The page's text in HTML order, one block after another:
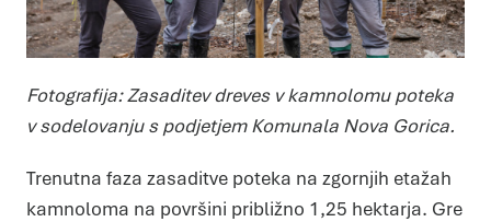
Fotografija: Zasaditev dreves v kamnolomu poteka
v sodelovanju s podjetjem Komunala Nova Gorica.
Trenutna faza zasaditve poteka na zgornjih etažah
kamnoloma na površini približno 1,25 hektarja. Gre